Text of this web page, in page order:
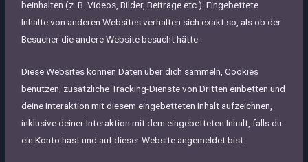
beinhalten (z. B. Videos, Bilder, Beiträge etc.). Eingebettete
Inhalte von anderen Websites verhalten sich exakt so, als ob der
Besucher die andere Website besucht hätte.
Diese Websites können Daten über dich sammeln, Cookies
benutzen, zusätzliche Tracking-Dienste von Dritten einbetten und
deine Interaktion mit diesem eingebetteten Inhalt aufzeichnen,
inklusive deiner Interaktion mit dem eingebetteten Inhalt, falls du
ein Konto hast und auf dieser Website angemeldet bist.